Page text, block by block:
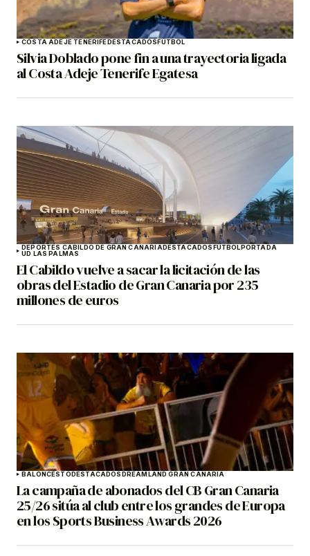
COSTA ADEJE TENERIFEDESTACADOSFÚTBOL
Silvia Doblado pone fin a una trayectoria ligada
al Costa Adeje Tenerife Egatesa
DEPORTES CABILDO DE GRAN CANARIADESTACADOSFÚTBOLPORTADA
UD LAS PALMAS
El Cabildo vuelve a sacar la licitación de las
obras del Estadio de Gran Canaria por 235
millones de euros
BALONCESTODESTACADOSDREAMLAND GRAN CANARIA
La campaña de abonados del CB Gran Canaria
25/26 sitúa al club entre los grandes de Europa
en los Sports Business Awards 2026